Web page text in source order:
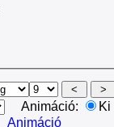
Animáció:
Ki
Animáció